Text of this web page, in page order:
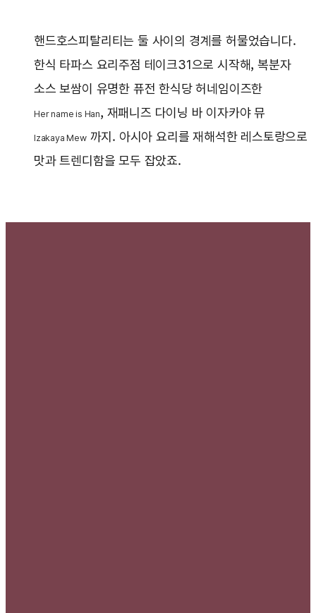
핸드호스피탈리티는 둘 사이의 경계를 허물었습니다.
한식 타파스 요리주점 테이크31으로 시작해, 복분자
소스 보쌈이 유명한 퓨전 한식당 허네임이즈한
Her name is Han, 재패니즈 다이닝 바 이자카야 뮤
Izakaya Mew까지. 아시아 요리를 재해석한 레스토랑으로
맛과 트렌디함을 모두 잡았죠.